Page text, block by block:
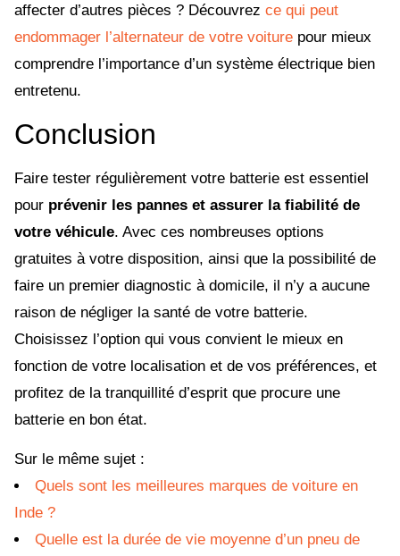
affecter d’autres pièces ? Découvrez ce qui peut
endommager l’alternateur de votre voiture pour mieux
comprendre l’importance d’un système électrique bien
entretenu.
Conclusion
Faire tester régulièrement votre batterie est essentiel
pour prévenir les pannes et assurer la fiabilité de
votre véhicule. Avec ces nombreuses options
gratuites à votre disposition, ainsi que la possibilité de
faire un premier diagnostic à domicile, il n’y a aucune
raison de négliger la santé de votre batterie.
Choisissez l’option qui vous convient le mieux en
fonction de votre localisation et de vos préférences, et
profitez de la tranquillité d’esprit que procure une
batterie en bon état.
Sur le même sujet :
Quels sont les meilleures marques de voiture en
Inde ?
Quelle est la durée de vie moyenne d’un pneu de